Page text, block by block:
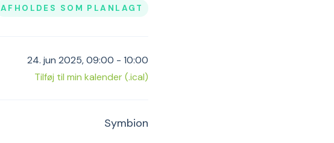
AFHOLDES SOM PLANLAGT
24. jun 2025, 09:00 - 10:00
Tilføj til min kalender (.ical)
Symbion